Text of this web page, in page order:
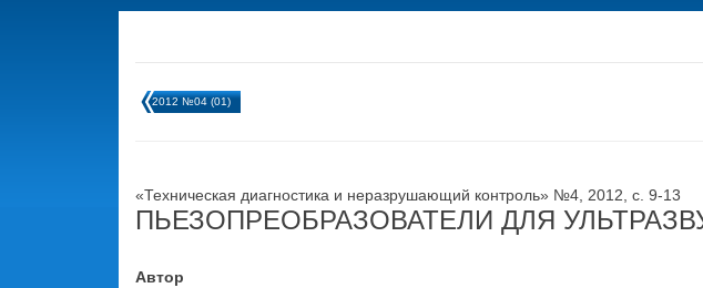
2012 №04 (01)
«Техническая диагностика и неразрушающий контроль» №4, 2012, c. 9-13
ПЬЕЗОПРЕОБРАЗОВАТЕЛИ ДЛЯ
Автор